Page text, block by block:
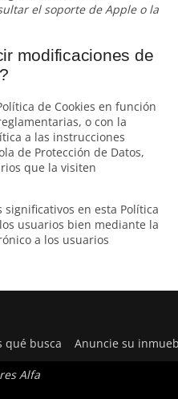
el soporte de Apple o la
modificaciones de
de Cookies en función
o con la
a las instrucciones
de Protección de Datos,
que la visiten
en esta Política
usuarios bien mediante la
a los usuarios
qué busca Anuncie su
Alfa